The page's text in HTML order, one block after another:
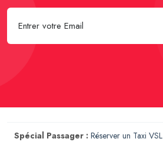
Spécial Passager : Réserver un Taxi VSL